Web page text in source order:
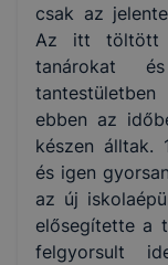
csak az
Az itt töltött
tanárokat
ebben az
készen álltak.
és igen
az új
elősegítette a
felgyorsult